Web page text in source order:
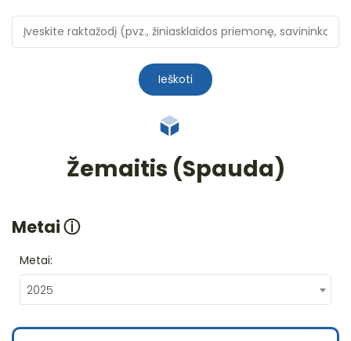
Ieškoti
Žemaitis (Spauda)
Metaiⓘ
Metai:
2025